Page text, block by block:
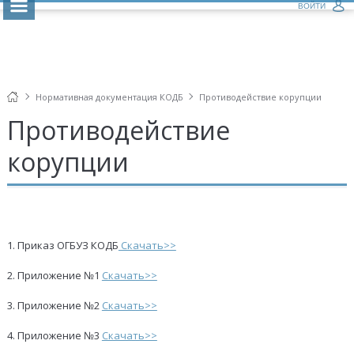
ВОЙТИ
Нормативная документация КОДБ Противодействие корупции
Противодействие
корупции
1. Приказ ОГБУЗ КОДБ Скачать>>
2. Приложение №1 Скачать>>
3. Приложение №2 Скачать>>
4. Приложение №3 Скачать>>